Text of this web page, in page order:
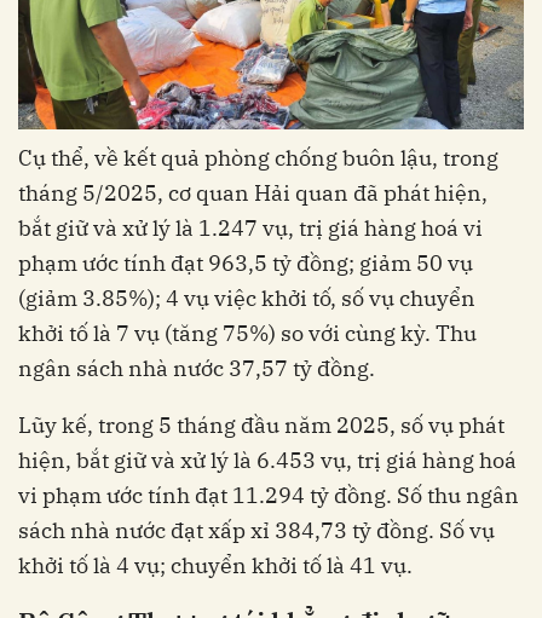
Cụ thể, về kết quả phòng chống buôn lậu, trong
tháng 5/2025, cơ quan Hải quan đã phát hiện,
bắt giữ và xử lý là 1.247 vụ, trị giá hàng hoá vi
phạm ước tính đạt 963,5 tỷ đồng; giảm 50 vụ
(giảm 3.85%); 4 vụ việc khởi tố, số vụ chuyển
khởi tố là 7 vụ (tăng 75%) so với cùng kỳ. Thu
ngân sách nhà nước 37,57 tỷ đồng.
Lũy kế, trong 5 tháng đầu năm 2025, số vụ phát
hiện, bắt giữ và xử lý là 6.453 vụ, trị giá hàng hoá
vi phạm ước tính đạt 11.294 tỷ đồng. Số thu ngân
sách nhà nước đạt xấp xỉ 384,73 tỷ đồng. Số vụ
khởi tố là 4 vụ; chuyển khởi tố là 41 vụ.